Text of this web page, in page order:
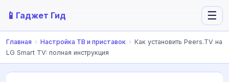
📱 Гаджет Гид ☰
Главная › Настройка ТВ и приставок › Как установить Peers.TV на
LG Smart TV: полная инструкция